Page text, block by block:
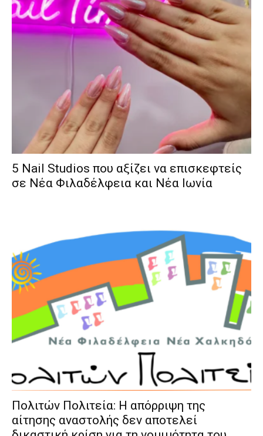
5 Nail Studios που αξίζει να επισκεφτείς
σε Νέα Φιλαδέλφεια και Νέα Ιωνία
Πολιτών Πολιτεία: Η απόρριψη της
αίτησης αναστολής δεν αποτελεί